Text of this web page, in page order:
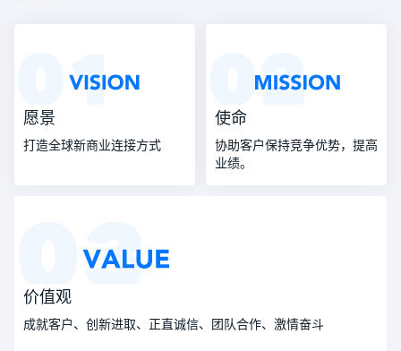
愿景
打造全球新商业连接方式
使命
协助客户保持竞争优势，提高
业绩。
价值观
成就客户、创新进取、正直诚信、团队合作、激情奋斗